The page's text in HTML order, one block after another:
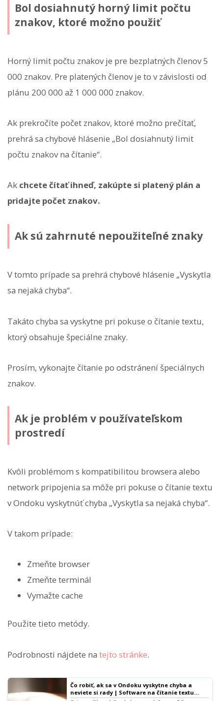
Bol dosiahnutý horný limit počtu
znakov, ktoré možno použiť
Horný limit počtu znakov je pre bezplatných členov 5
000 znakov. Pre platených členov je to v závislosti od
plánu 200 000 až 1 000 000 znakov.
Ak prekročíte počet znakov, ktoré možno prečítať,
prehrá sa chybové hlásenie „Bol dosiahnutý limit
počtu znakov na čítanie“.
Ak chcete čítať ihneď, zakúpte si platený plán a
pridajte počet znakov.
Ak sú zahrnuté nepoužiteľné znaky
V tomto prípade sa prehrá chybové hlásenie „Vyskytla
sa nejaká chyba“.
Takáto chyba sa vyskytne pri pokuse o čítanie textu,
ktorý obsahuje špeciálne znaky.
Prosím, vykonajte čítanie po odstránení špeciálnych
znakov.
Ak je problém v používateľskom
prostredí
Kvôli problémom s kompatibilitou browsera alebo
network pripojenia sa môže pri pokuse o čítanie textu
v Ondoku vyskytnúť chyba „Vyskytla sa nejaká chyba“.
V takom prípade:
Zmeňte browser
Zmeňte terminál
Vymažte cache
Použite tieto metódy.
Podrobnosti nájdete na tejto stránke.
Čo robiť, ak sa v Ondoku vyskytne chyba a
neviete si rady | Software na čítanie textu